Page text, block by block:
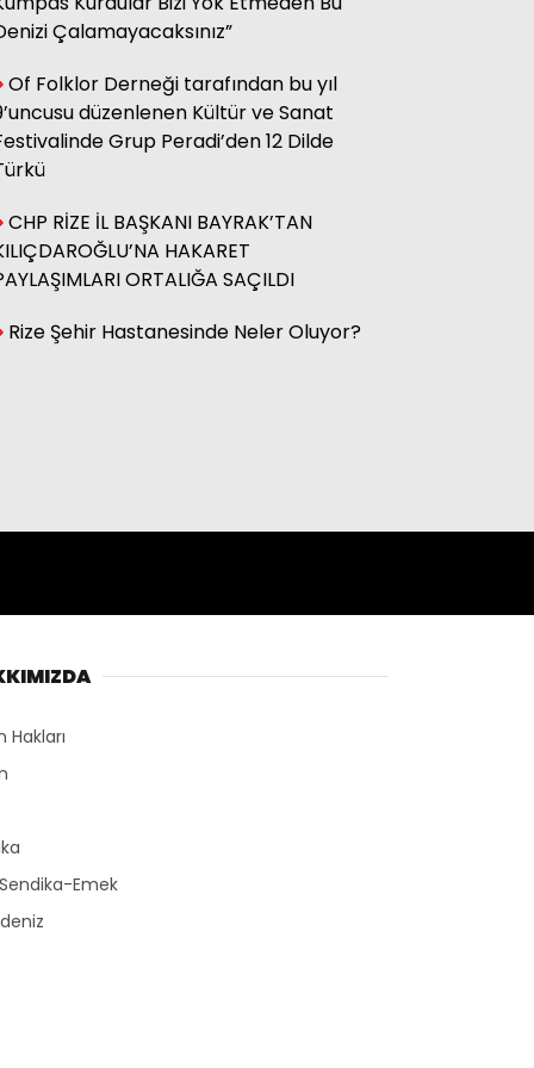
Elektrikte Taksite Bağlanmış
Zam Dönemi
YILAN HİKÂYESİNE DÖNEN ÇAY
KANUNU
Çalamayacaksınız”
Of Folklor Derneği tarafından bu yıl
düzenlenen Kültür ve Sanat
Grup Peradi’den 12 Dilde
CHP RİZE İL BAŞKANI BAYRAK’TAN
HAKARET
ORTALIĞA SAÇILDI
Rize Şehir Hastanesinde Neler Oluyor?
Hakları
Emek